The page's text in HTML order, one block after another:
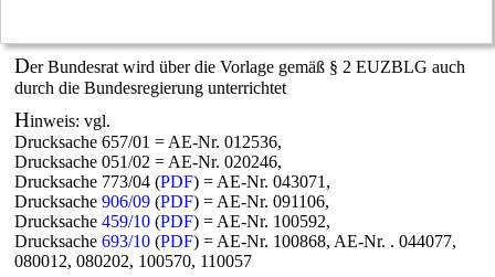
Der Bundesrat wird über die Vorlage gemäß § 2 EUZBLG auch
durch die Bundesregierung unterrichtet
Hinweis: vgl.
Drucksache 657/01 = AE-Nr. 012536,
Drucksache 051/02 = AE-Nr. 020246,
Drucksache 773/04 (PDF) = AE-Nr. 043071,
Drucksache906/09 (PDF) = AE-Nr. 091106,
Drucksache459/10 (PDF) = AE-Nr. 100592,
Drucksache693/10 (PDF) = AE-Nr. 100868, AE-Nr. . 044077,
080012, 080202, 100570, 110057